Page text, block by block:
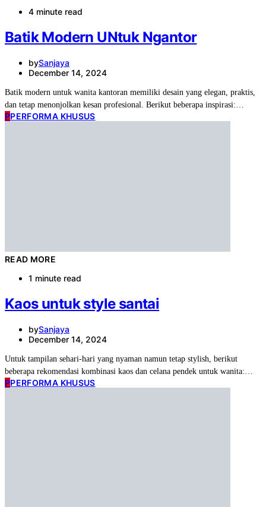
4 minute read
Batik Modern UNtuk Ngantor
bySanjaya
December 14, 2024
Batik modern untuk wanita kantoran memiliki desain yang elegan, praktis,
dan tetap menonjolkan kesan profesional. Berikut beberapa inspirasi:…
PPERFORMA KHUSUS
READ MORE
1 minute read
Kaos untuk style santai
bySanjaya
December 14, 2024
Untuk tampilan sehari-hari yang nyaman namun tetap stylish, berikut
beberapa rekomendasi kombinasi kaos dan celana pendek untuk wanita:…
PPERFORMA KHUSUS